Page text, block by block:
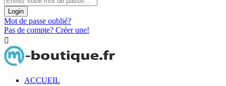
Login
Mot de passe oublié?
Pas de compte? Créer une!

ACCUEIL